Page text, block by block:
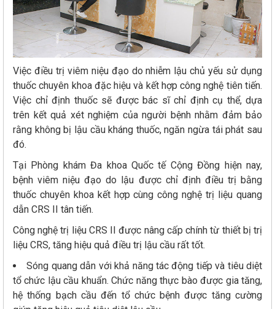
Việc điều trị viêm niệu đạo do nhiễm lậu chủ yếu sử dụng
thuốc chuyên khoa đặc hiệu và kết hợp công nghệ tiên tiến.
Việc chỉ định thuốc sẽ được bác sĩ chỉ định cụ thể, dựa
trên kết quả xét nghiệm của người bệnh nhằm đảm bảo
rằng không bị lậu cầu kháng thuốc, ngăn ngừa tái phát sau
đó.
Tại Phòng khám Đa khoa Quốc tế Cộng Đồng hiện nay,
bệnh viêm niệu đạo do lậu được chỉ định điều trị bằng
thuốc chuyên khoa kết hợp cùng công nghệ trị liệu quang
dẫn CRS II tân tiến.
Công nghệ trị liệu CRS II được nâng cấp chính từ thiết bị trị
liệu CRS, tăng hiệu quả điều trị lậu cầu rất tốt.
Sóng quang dẫn với khả năng tác động tiếp và tiêu diệt
tổ chức lậu cầu khuẩn. Chức năng thực bào được gia tăng,
hệ thống bạch cầu đến tổ chức bệnh được tăng cường